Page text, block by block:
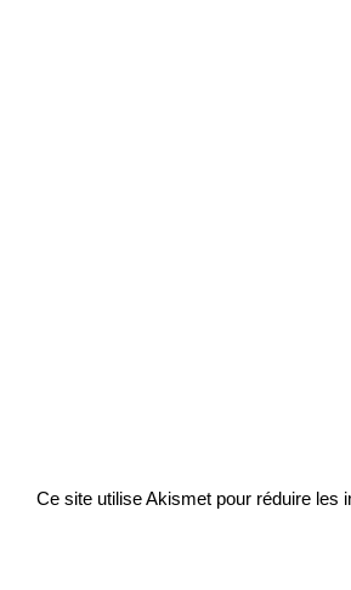
Ce site utilise Akismet pour réduire les